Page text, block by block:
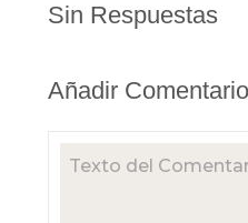
Sin Respuestas
Añadir Comentario